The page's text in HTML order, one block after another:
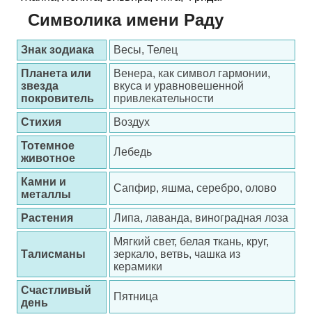
Символика имени Раду
Знак зодиака
Весы, Телец
Планета или
звезда
покровитель
Венера, как символ гармонии,
вкуса и уравновешенной
привлекательности
Стихия
Воздух
Тотемное
животное
Лебедь
Камни и
металлы
Сапфир, яшма, серебро, олово
Растения Липа, лаванда, виноградная лоза
Талисманы
Мягкий свет, белая ткань, круг,
зеркало, ветвь, чашка из
керамики
Счастливый
день
Пятница